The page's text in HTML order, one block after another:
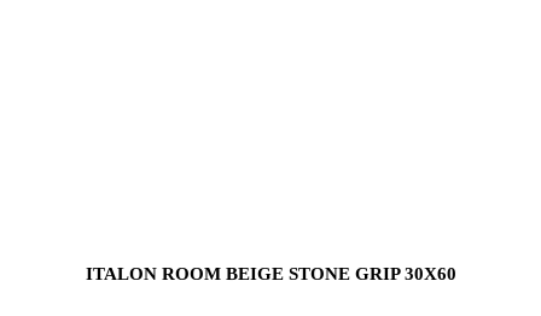
ITALON ROOM BEIGE STONE GRIP 30X60